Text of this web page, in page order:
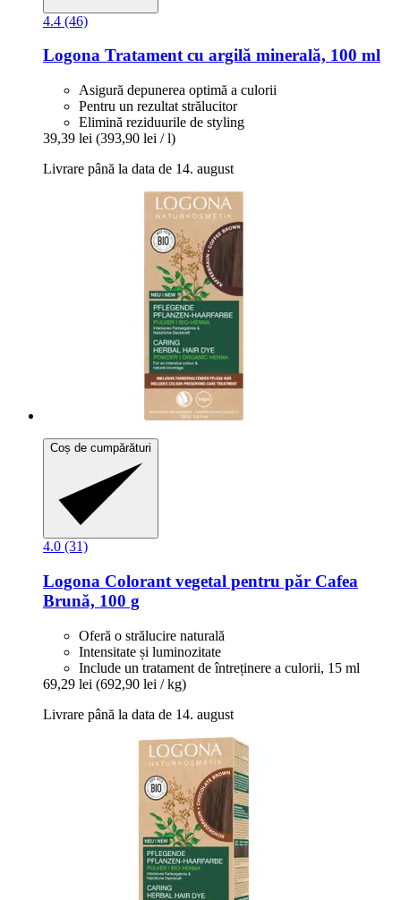
4.4 (46)
Logona Tratament cu argilă minerală, 100 ml
Asigură depunerea optimă a culorii
Pentru un rezultat strălucitor
Elimină reziduurile de styling
39,39 lei (393,90 lei / l)
Livrare până la data de 14. august
Coș de cumpărături
4.0 (31)
Logona Colorant vegetal pentru păr Cafea
Brună, 100 g
Oferă o strălucire naturală
Intensitate și luminozitate
Include un tratament de întreținere a culorii, 15 ml
69,29 lei (692,90 lei / kg)
Livrare până la data de 14. august